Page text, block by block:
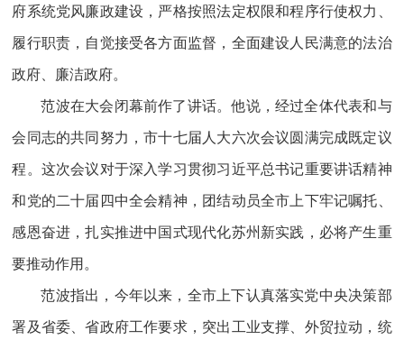
府系统党风廉政建设，严格按照法定权限和程序行使权力、
履行职责，自觉接受各方面监督，全面建设人民满意的法治
政府、廉洁政府。
范波在大会闭幕前作了讲话。他说，经过全体代表和与
会同志的共同努力，市十七届人大六次会议圆满完成既定议
程。这次会议对于深入学习贯彻习近平总书记重要讲话精神
和党的二十届四中全会精神，团结动员全市上下牢记嘱托、
感恩奋进，扎实推进中国式现代化苏州新实践，必将产生重
要推动作用。
范波指出，今年以来，全市上下认真落实党中央决策部
署及省委、省政府工作要求，突出工业支撑、外贸拉动，统